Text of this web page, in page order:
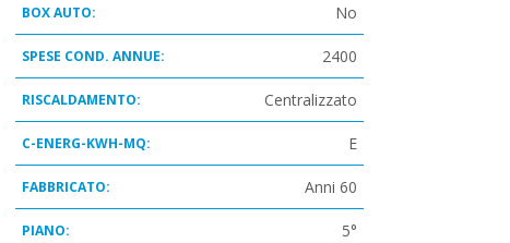
BOX AUTO: No
SPESE COND. ANNUE: 2400
RISCALDAMENTO: Centralizzato
C-ENERG-KWH-MQ: E
FABBRICATO: Anni 60
PIANO: 5°